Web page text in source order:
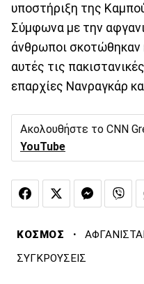
υποστήριξη της
Σύμφωνα με την
άνθρωποι σκοτώθηκαν
αυτές τις
επαρχίες Νανραγκάρ
Ακολουθήστε το CNN
YouTube
ΚΟΣΜΟΣ ·
ΣΥΓΚΡΟΥΣΕΙΣ